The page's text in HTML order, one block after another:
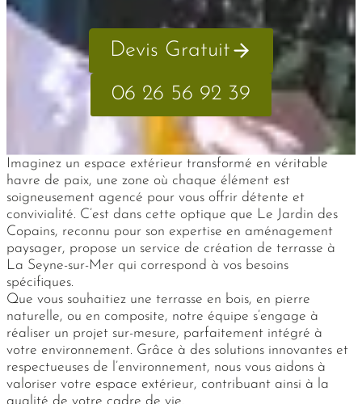
Devis Gratuit
06 26 56 92 39
Imaginez un espace extérieur transformé en véritable
havre de paix, une zone où chaque élément est
soigneusement agencé pour vous offrir détente et
convivialité. C’est dans cette optique que Le Jardin des
Copains, reconnu pour son expertise en aménagement
paysager, propose un service de création de terrasse à
La Seyne-sur-Mer qui correspond à vos besoins
spécifiques.
Que vous souhaitiez une terrasse en bois, en pierre
naturelle, ou en composite, notre équipe s’engage à
réaliser un projet sur-mesure, parfaitement intégré à
votre environnement. Grâce à des solutions innovantes et
respectueuses de l’environnement, nous vous aidons à
valoriser votre espace extérieur, contribuant ainsi à la
qualité de votre cadre de vie.